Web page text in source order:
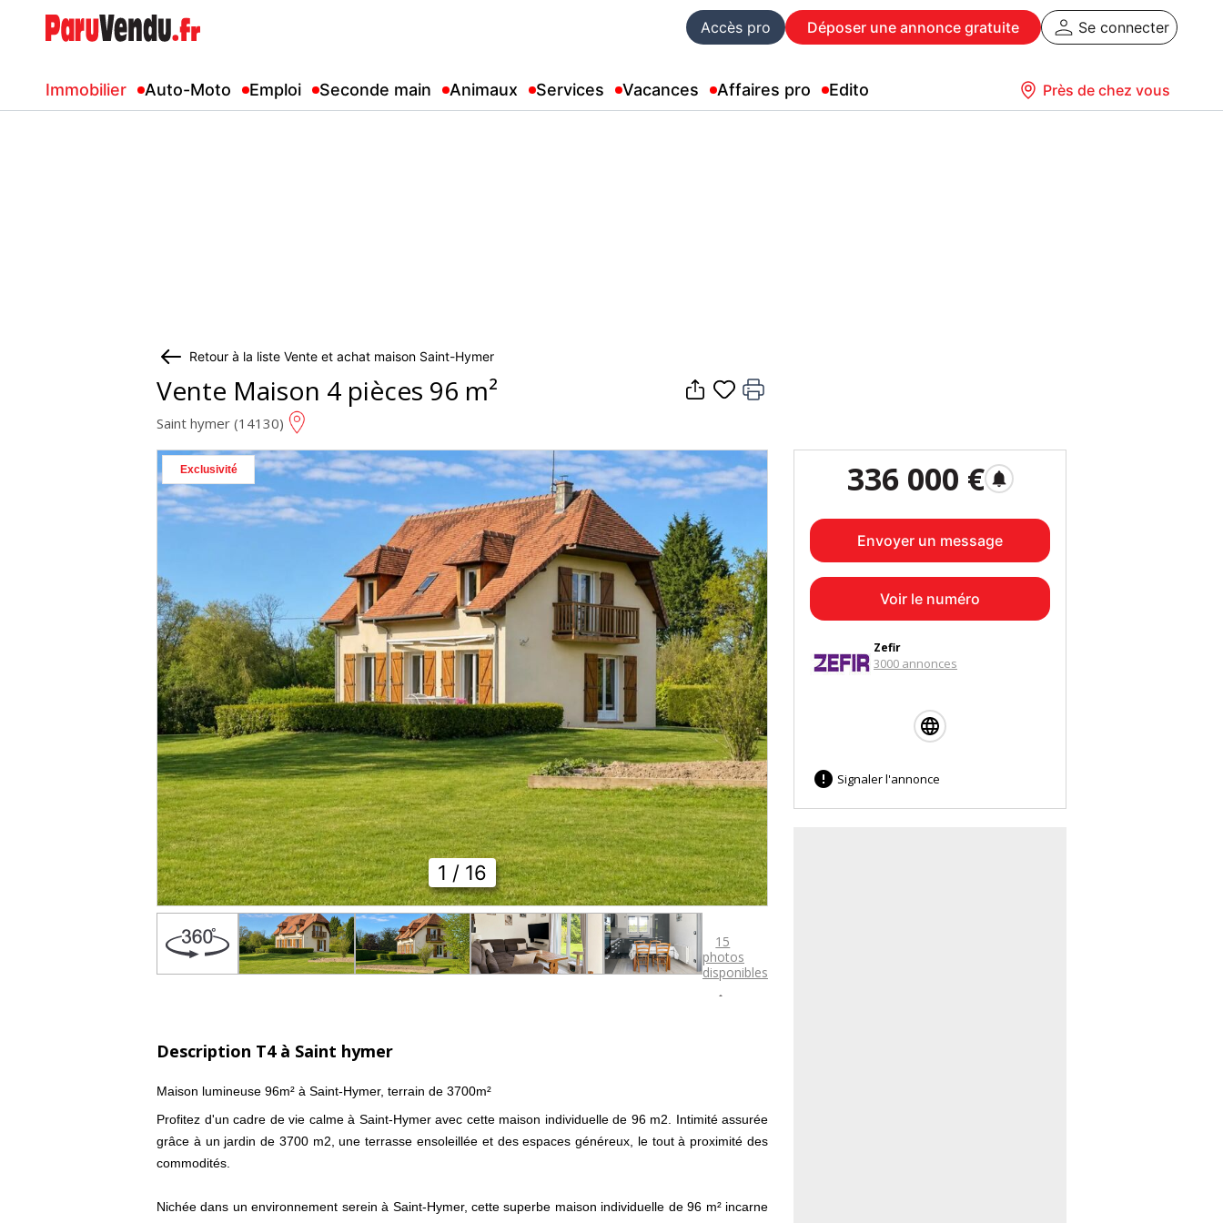
Accès pro Déposer une annonce gratuite Se connecter
Immobilier Auto-Moto Emploi Seconde main Animaux Services Vacances Affaires pro Edito Près de chez vous
Retour à la liste Vente et achat maison Saint-Hymer
Vente Maison 4 pièces 96 m²
Saint hymer (14130)
1 / 16
Exclusivité
15
photos
disponibles

Description T4 à Saint hymer
Maison lumineuse 96m² à Saint-Hymer, terrain de 3700m²
Profitez d'un cadre de vie calme à Saint-Hymer avec cette maison individuelle de 96 m2. Intimité assurée
grâce à un jardin de 3700 m2, une terrasse ensoleillée et des espaces généreux, le tout à proximité des
commodités.
Nichée dans un environnement serein à Saint-Hymer, cette superbe maison individuelle de 96 m² incarne
336 000 € notifications
Envoyer un message
Voir le numéro
Zefir
3000 annonces
 Signaler l'annonce